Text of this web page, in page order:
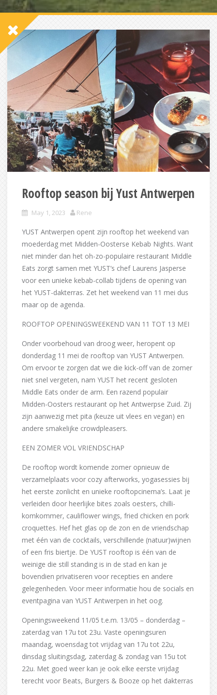
Rooftop season bij Yust Antwerpen
May 1, 2023 Rene
YUST Antwerpen opent zijn rooftop het weekend van
moederdag met Midden-Oosterse Kebab Nights. Want
niet minder dan het oh-zo-populaire restaurant Middle
Eats zorgt samen met YUST’s chef Laurens Jasperse
voor een unieke kebab-collab tijdens de opening van
het YUST-dakterras. Zet het weekend van 11 mei dus
maar op de agenda.
ROOFTOP OPENINGSWEEKEND VAN 11 TOT 13 MEI
Onder voorbehoud van droog weer, heropent op
donderdag 11 mei de rooftop van YUST Antwerpen.
Om ervoor te zorgen dat we die kick-off van de zomer
niet snel vergeten, nam YUST het recent gesloten
Middle Eats onder de arm. Een razend populair
Midden-Oosters restaurant op het Antwerpse Zuid. Zij
zijn aanwezig met pita (keuze uit vlees en vegan) en
andere smakelijke crowdpleasers.
EEN ZOMER VOL VRIENDSCHAP
De rooftop wordt komende zomer opnieuw de
verzamelplaats voor cozy afterworks, yogasessies bij
het eerste zonlicht en unieke rooftopcinema’s. Laat je
verleiden door heerlijke bites zoals oesters, chilli-
komkommer, cauliflower wings, fried chicken en pork
croquettes. Hef het glas op de zon en de vriendschap
met één van de cocktails, verschillende (natuur)wijnen
of een fris biertje. De YUST rooftop is één van de
weinige die still standing is in de stad en kan je
bovendien privatiseren voor recepties en andere
gelegenheden. Voor meer informatie hou de socials en
eventpagina van YUST Antwerpen in het oog.
Openingsweekend 11/05 t.e.m. 13/05 – donderdag –
zaterdag van 17u tot 23u. Vaste openingsuren
maandag, woensdag tot vrijdag van 17u tot 22u,
dinsdag sluitingsdag, zaterdag & zondag van 15u tot
22u. Met goed weer kan je ook elke eerste vrijdag
terecht voor Beats, Burgers & Booze op het dakterras